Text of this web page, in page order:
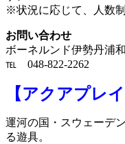
※状況に応じて、人数
お問い合わせ
ボーネルンド伊勢丹浦
℡ 048-822-2262
【アクアプレイ
運河の国・スウェーデ
る遊具。